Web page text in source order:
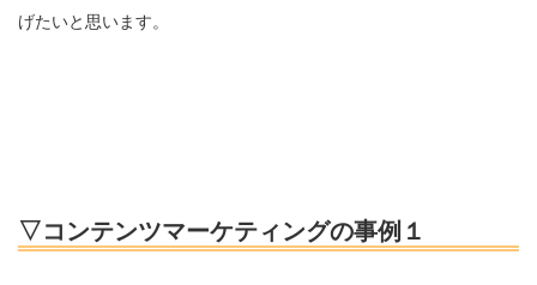
げたいと思います。
▽コンテンツマーケティングの事例１